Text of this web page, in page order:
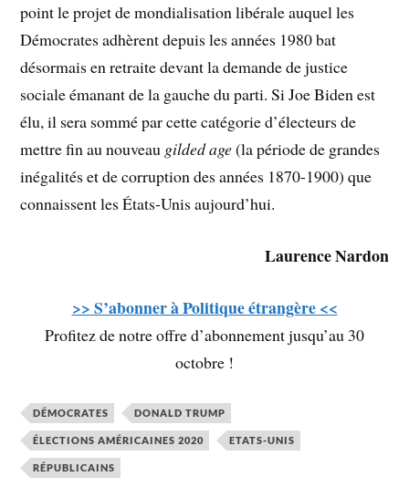
point le projet de mondialisation libérale auquel les
Démocrates adhèrent depuis les années 1980 bat
désormais en retraite devant la demande de justice
sociale émanant de la gauche du parti. Si Joe Biden est
élu, il sera sommé par cette catégorie d’électeurs de
mettre fin au nouveau gilded age(la période de grandes
inégalités et de corruption des années 1870-1900) que
connaissent les États-Unis aujourd’hui.
Laurence Nardon
>> S’abonner à Politique étrangère <<
Profitez de notre offre d’abonnement jusqu’au 30
octobre !
DÉMOCRATES DONALD TRUMP
ÉLECTIONS AMÉRICAINES 2020 ETATS-UNIS
RÉPUBLICAINS